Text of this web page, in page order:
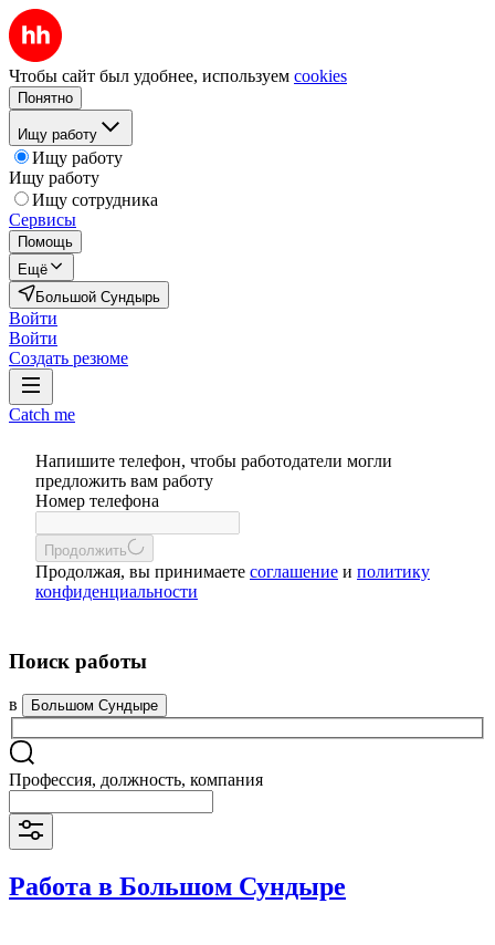
Чтобы сайт был удобнее, используем cookies
Понятно
Ищу работу
Ищу работу
Ищу работу
Ищу сотрудника
Сервисы
Помощь
Ещё
Большой Сундырь
Войти
Войти
Создать резюме
Catch me
Напишите телефон, чтобы работодатели могли
предложить вам работу
Номер телефона
Продолжить
Продолжая, вы принимаете соглашение и политику
конфиденциальности
Поиск работы
в Большом Сундыре
Профессия, должность, компания
Работа в Большом Сундыре